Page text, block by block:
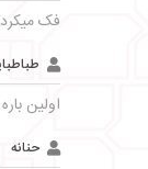
فک
اولین
حنانه